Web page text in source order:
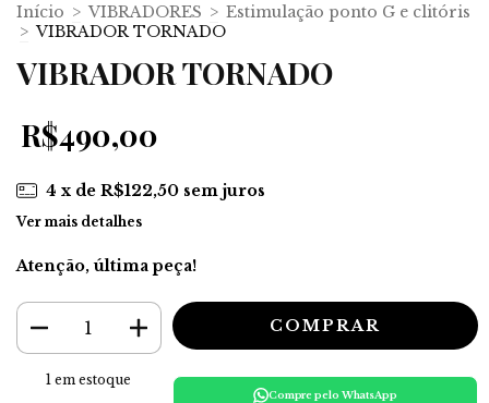
Início > VIBRADORES > Estimulação ponto G e clitóris
> VIBRADOR TORNADO
VIBRADOR TORNADO
R$490,00
4 x de R$122,50 sem juros
Ver mais detalhes
Atenção, última peça!
1 em estoque
Compre pelo WhatsApp